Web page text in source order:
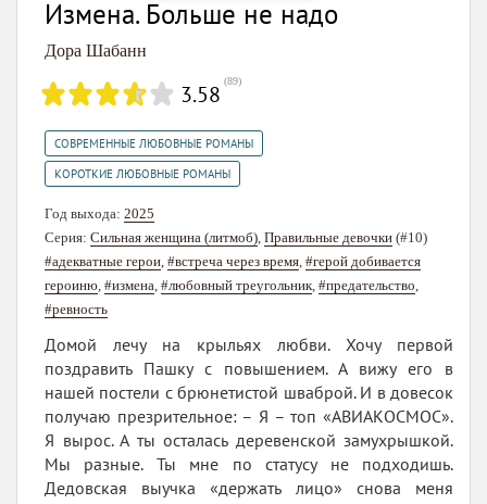
Измена. Больше не надо
Дора Шабанн
3.58 (89)
СОВРЕМЕННЫЕ ЛЮБОВНЫЕ РОМАНЫ
КОРОТКИЕ ЛЮБОВНЫЕ РОМАНЫ
Год выхода: 2025
Серия: Сильная женщина (литмоб), Правильные девочки (#10)
#адекватные герои, #встреча через время, #герой добивается
героиню, #измена, #любовный треугольник, #предательство,
#ревность
Домой лечу на крыльях любви. Хочу первой
поздравить Пашку с повышением. А вижу его в
нашей постели с брюнетистой шваброй. И в довесок
получаю презрительное: – Я – топ «АВИАКОСМОС».
Я вырос. А ты осталась деревенской замухрышкой.
Мы разные. Ты мне по статусу не подходишь.
Дедовская выучка «держать лицо» снова меня